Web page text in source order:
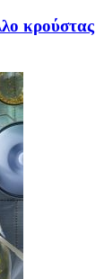
κρούστας